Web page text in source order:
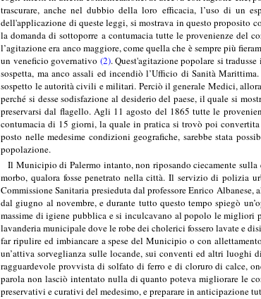
trascurare, anche nel dubbio della loro efficacia, l’uso di un
dell'applicazione di queste leggi, si mostrava in questo proposito
la domanda di sottoporre a contumacia tutte le provenienze del
l’agitazione era anco maggiore, come quella che è sempre più
un veneficio governativo (2). Quest'agitazione popolare si
sospetta, ma anco assali ed incendiò l’Ufficio di Sanità
sospetto le autorità civili e militari. Perciò il generale Medici,
perché si desse sodisfazione al desiderio del paese, il quale si
preservarsi dal flagello. Agli 11 agosto del 1865 tutte le
contumacia di 15 giorni, la quale in pratica si trovò poi convertita
posto nelle medesime condizioni geografiche, sarebbe stata
popolazione.
Il Municipio di Palermo intanto, non riposando ciecamente
morbo, qualora fosse penetrato nella città. Il servizio di polizia
Commissione Sanitaria presieduta dal professore Enrico
dal giugno al novembre, e durante tutto questo tempo spiegò
massime di igiene pubblica e si inculcavano al popolo le migliori
lavanderia municipale dove le robe dei cholerici fossero lavate e
far ripulire ed imbiancare a spese del Municipio o con
un’attiva sorveglianza sulle locande, sui conventi ed altri luoghi
ragguardevole provvista di solfato di ferro e di cloruro di calce,
parola non lasciò intentato nulla di quanto poteva migliorare le
preservativi e curativi del medesimo, e preparare in anticipazione